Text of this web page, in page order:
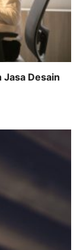
Jasa Desain